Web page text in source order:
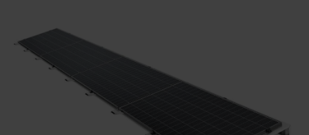
Вебінари